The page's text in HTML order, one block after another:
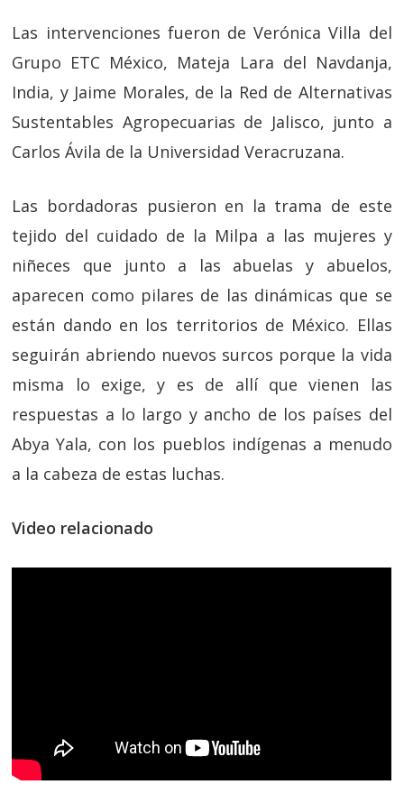
Las intervenciones fueron de Verónica Villa del
Grupo ETC México, Mateja Lara del Navdanja,
India, y Jaime Morales, de la Red de Alternativas
Sustentables Agropecuarias de Jalisco, junto a
Carlos Ávila de la Universidad Veracruzana.
Las bordadoras pusieron en la trama de este
tejido del cuidado de la Milpa a las mujeres y
niñeces que junto a las abuelas y abuelos,
aparecen como pilares de las dinámicas que se
están dando en los territorios de México. Ellas
seguirán abriendo nuevos surcos porque la vida
misma lo exige, y es de allí que vienen las
respuestas a lo largo y ancho de los países del
Abya Yala, con los pueblos indígenas a menudo
a la cabeza de estas luchas.
Video relacionado